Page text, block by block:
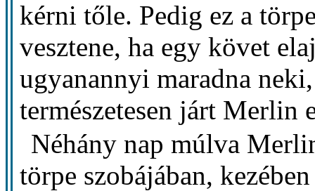
kérni tőle. Pedig ez a
vesztene, ha egy követ
ugyanannyi maradna
természetesen járt Merlin
Néhány nap múlva
törpe szobájában,